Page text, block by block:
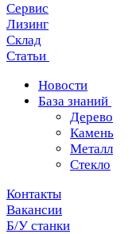
Сервис
Лизинг
Склад
Статьи
Новости
База знаний
Дерево
Камень
Металл
Стекло
Контакты
Вакансии
Б/У станки